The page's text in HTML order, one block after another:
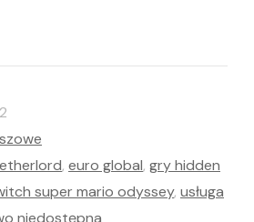
etherlord, euro global, gry hidden
super mario odyssey, usługa
niedostępna